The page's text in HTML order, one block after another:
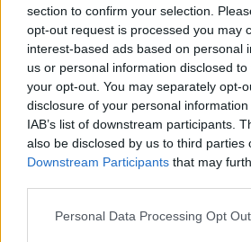
section to confirm your selection.
opt-out request is processed you may
interest-based ads based on personal
us or personal information disclosed
your opt-out. You may separately opt-
disclosure of your personal
IAB’s list of downstream participants.
also be disclosed by us to third parties
Downstream Participants that may
Personal Data Processing Opt
KRÓNIKA
Majka életveszélyes
lemondta erdélyi
Majka életveszélyes
lemondta a sepsiszentgyörgyi
koncertjét. Majka ezt szerdán a